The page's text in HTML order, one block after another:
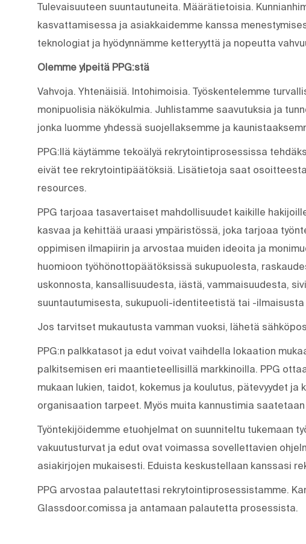
Tulevaisuuteen suuntautuneita. Määrätietoisia.
kasvattamisessa ja asiakkaidemme kanssa
teknologiat ja hyödynnämme ketteryyttä ja nopeutta
Olemme ylpeitä PPG:stä
Vahvoja. Yhtenäisiä. Into­himoisia. Työskentelemme
monipuolisia näkökulmia. Juhlistamme saavutuksia ja
jonka luomme yhdessä suojellaksemme ja
PPG:llä käytämme tekoälyä rekrytointiprosessissa
eivät tee rekrytointipäätöksiä. Lisätietoja saat
resources.
PPG tarjoaa tasavertaiset mahdollisuudet kaikille
kasvaa ja kehittää uraasi ympäristössä, joka tarjoaa
oppimisen ilmapiirin ja arvostaa muiden ideoita ja
huomioon työhönottopäätöksissä sukupuolesta,
uskonnosta, kansallisuudesta, iästä, vammaisuudesta,
suuntautumisesta, sukupuoli-identiteetistä tai -
Jos tarvitset mukautusta vamman vuoksi, lähetä
PPG:n palkkatasot ja edut voivat vaihdella lokaation
palkitsemisen eri maantieteellisillä markkinoilla. PPG
mukaan lukien, taidot, kokemus ja koulutus, pätevyydet
organisaation tarpeet. Myös muita kannustimia
Työntekijöidemme etuohjelmat on suunniteltu tukemaan
vakuutusturvat ja edut ovat voimassa sovellettavien
asiakirjojen mukaisesti. Eduista keskustellaan kanssasi
PPG arvostaa palautettasi rekrytointiprosessistamme.
Glassdoor.comissa ja antamaan palautetta prosessista.